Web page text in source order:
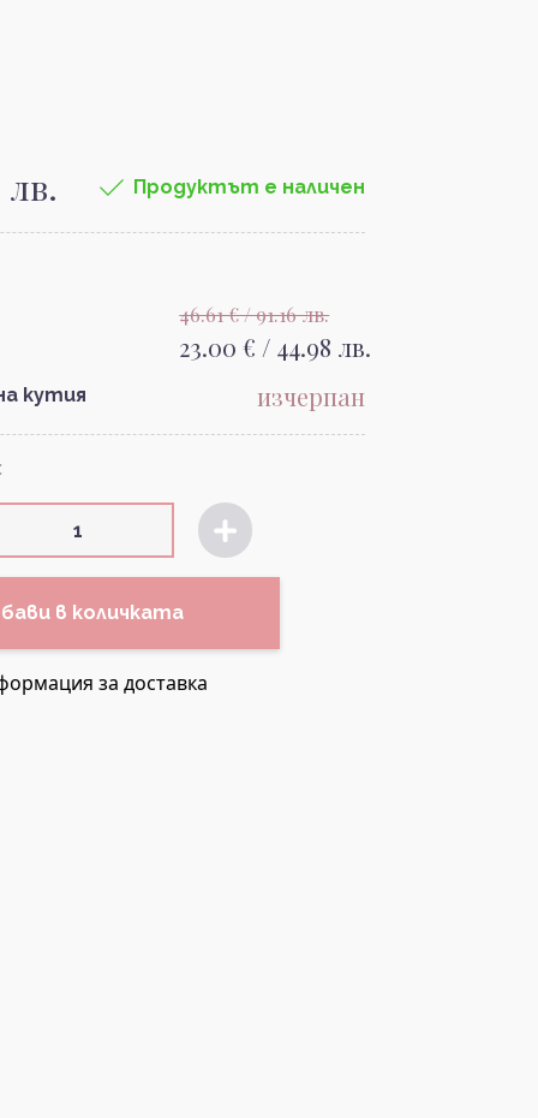
лв. Продуктът е наличен
46.61 € / 91.16 лв.
23.00 € / 44.98 лв.
кутия изчерпан
в количката
за доставка